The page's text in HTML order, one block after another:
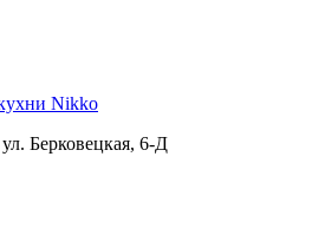
Nikko
Берковецкая, 6-Д